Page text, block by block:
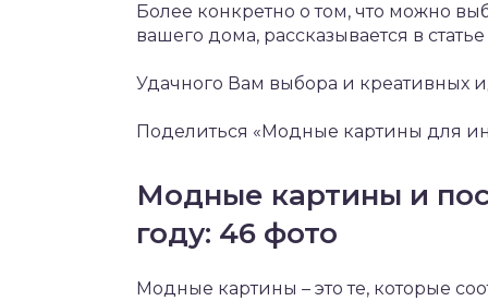
Более конкретно о том, что можно
вашего дома, рассказывается в
Удачного Вам выбора и креативных
Поделиться «Модные картины для
Модные картины и
году: 46 фото
Модные картины – это те, которые